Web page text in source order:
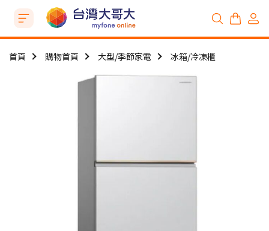
首頁 購物首頁 大型/季節家電 冰箱/冷凍櫃